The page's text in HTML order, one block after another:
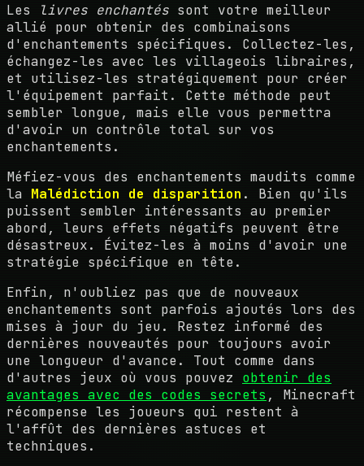
Les
livres enchantés sont votre meilleur
allié pour obtenir des combinaisons
d'enchantements spécifiques. Collectez-les,
échangez-les avec les villageois libraires,
et utilisez-les stratégiquement pour créer
l'équipement parfait. Cette méthode peut
sembler longue, mais elle vous permettra
d'avoir un contrôle total sur vos
enchantements.
Méfiez-vous des enchantements maudits comme
la Malédiction de disparition . Bien qu'ils
puissent sembler intéressants au premier
abord, leurs effets négatifs peuvent être
désastreux. Évitez-les à moins d'avoir une
stratégie spécifique en tête.
Enfin, n'oubliez pas que de nouveaux
enchantements sont parfois ajoutés lors des
mises à jour du jeu. Restez informé des
dernières nouveautés pour toujours avoir
une longueur d'avance. Tout comme dans
d'autres jeux où vous pouvez obtenir des
avantages avec des codes secrets , Minecraft
récompense les joueurs qui restent à
l'affût des dernières astuces et
techniques.